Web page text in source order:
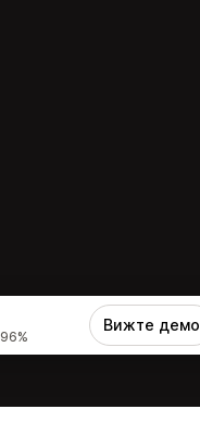
96%
Вижте демо